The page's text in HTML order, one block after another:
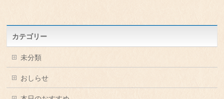
カテゴリー
未分類
おしらせ